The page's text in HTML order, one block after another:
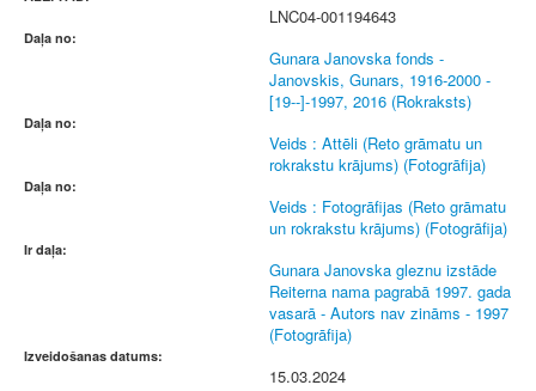
LNC04-001194643
Daļa no:
Gunara Janovska fonds -
Janovskis, Gunars, 1916-2000 -
[19--]-1997, 2016 (Rokraksts)
Daļa no:
Veids : Attēli (Reto grāmatu un
rokrakstu krājums) (Fotogrāfija)
Daļa no:
Veids : Fotogrāfijas (Reto grāmatu
un rokrakstu krājums) (Fotogrāfija)
Ir daļa:
Gunara Janovska gleznu izstāde
Reiterna nama pagrabā 1997. gada
vasarā - Autors nav zināms - 1997
(Fotogrāfija)
Izveidošanas datums:
15.03.2024